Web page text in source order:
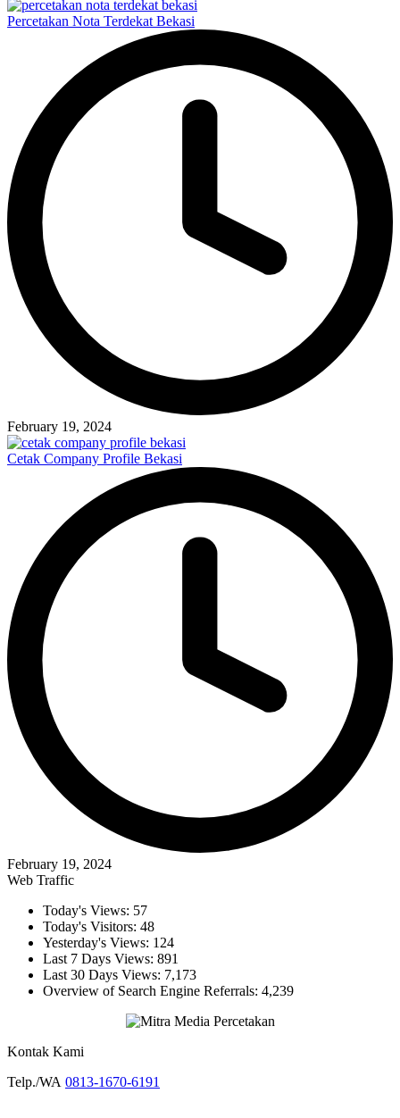
Percetakan Nota Terdekat Bekasi
February 19, 2024
Cetak Company Profile Bekasi
February 19, 2024
Web Traffic
Today's Views: 57
Today's Visitors: 48
Yesterday's Views: 124
Last 7 Days Views: 891
Last 30 Days Views: 7,173
Overview of Search Engine Referrals: 4,239
Kontak Kami
Telp./WA 0813-1670-6191